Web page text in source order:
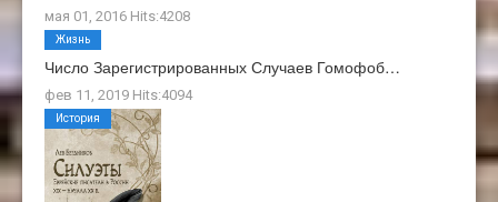
мая 01, 2016 Hits:4208
Число Зарегистрированных Случаев Гомофоб…
фев 11, 2019 Hits:4094
Жизнь
История